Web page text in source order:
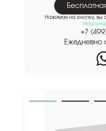
Нажимая на кнопку, вы
+7
Ежедневно